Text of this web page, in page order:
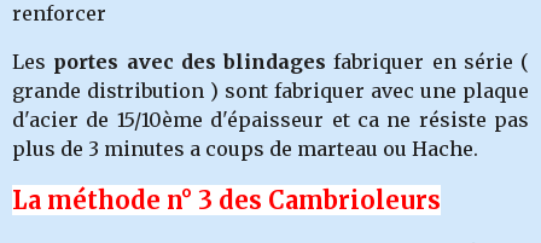
renforcer
Les portes avec des blindages fabriquer en série (
grande distribution ) sont fabriquer avec une plaque
d'acier de 15/10ème d'épaisseur et ca ne résiste pas
plus de 3 minutes a coups de marteau ou Hache.
La méthode n° 3 des Cambrioleurs